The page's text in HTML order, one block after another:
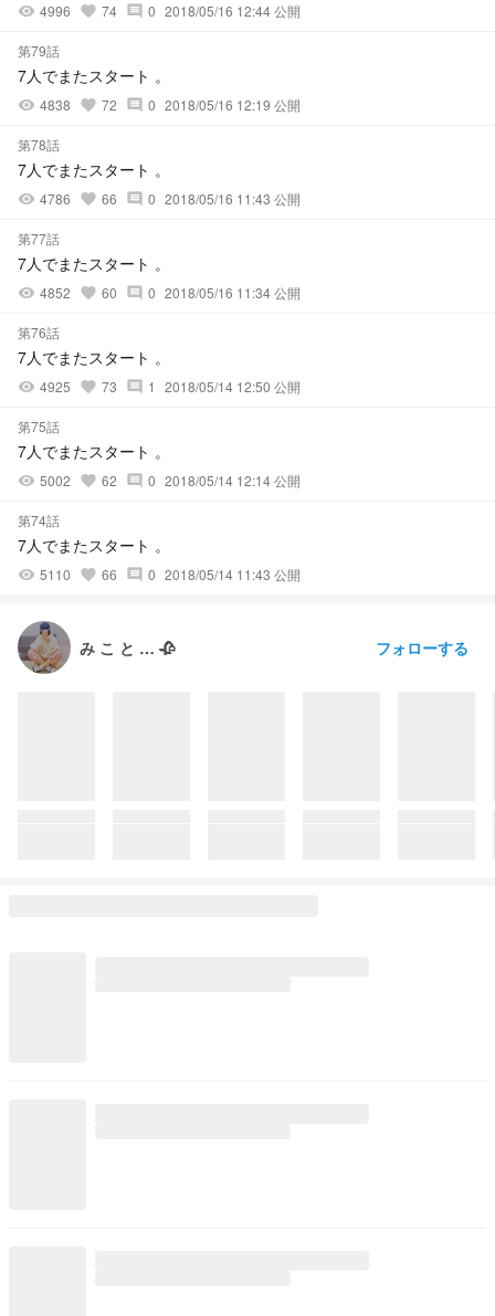
visibility 4996 favorite 74 comment 0 2018/05/16 12:44 公開
第79話
7人でまたスタート 。
visibility 4838 favorite 72 comment 0 2018/05/16 12:19 公開
第78話
7人でまたスタート 。
visibility 4786 favorite 66 comment 0 2018/05/16 11:43 公開
第77話
7人でまたスタート 。
visibility 4852 favorite 60 comment 0 2018/05/16 11:34 公開
第76話
7人でまたスタート 。
visibility 4925 favorite 73 comment 1 2018/05/14 12:50 公開
第75話
7人でまたスタート 。
visibility 5002 favorite 62 comment 0 2018/05/14 12:14 公開
第74話
7人でまたスタート 。
visibility 5110 favorite 66 comment 0 2018/05/14 11:43 公開
み こ と … 🥀 フォローする